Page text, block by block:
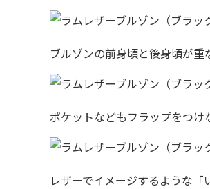
ブルゾンの前身頃と後身頃が重
ポケットなどもフラップをつけ
レザーでイメージするような「